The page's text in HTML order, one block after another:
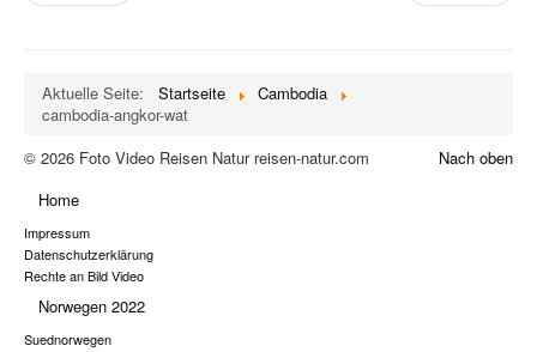
Aktuelle Seite: Startseite
Cambodia
cambodia-angkor-wat
Nach oben
© 2026 Foto Video Reisen Natur reisen-natur.com
Home
Impressum
Datenschutzerklärung
Rechte an Bild Video
Norwegen 2022
Suednorwegen